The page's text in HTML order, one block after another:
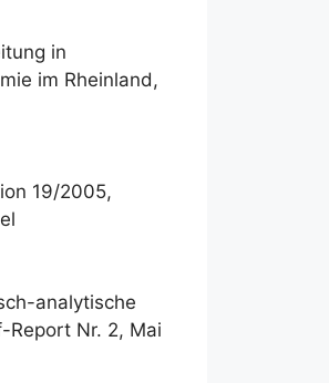
in
im Rheinland,
19/2005,
analytische
Report Nr. 2, Mai